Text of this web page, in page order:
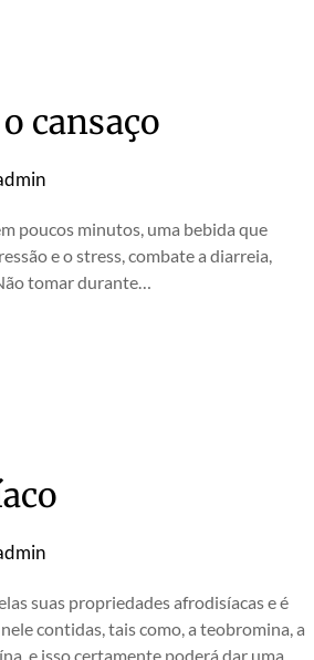
cansaço
poucos minutos, uma bebida que
e o stress, combate a diarreia,
tomar durante…
suas propriedades afrodisíacas e é
contidas, tais como, a teobromina, a
e isso certamente poderá dar uma